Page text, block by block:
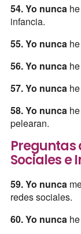
54. Yo nuncahe
infancia.
55. Yo nuncahe
56. Yo nuncahe
57. Yo nuncahe
58. Yo nuncahe
pelearan.
Preguntas
Sociales e
59. Yo nunca
redes sociales.
60. Yo nuncahe